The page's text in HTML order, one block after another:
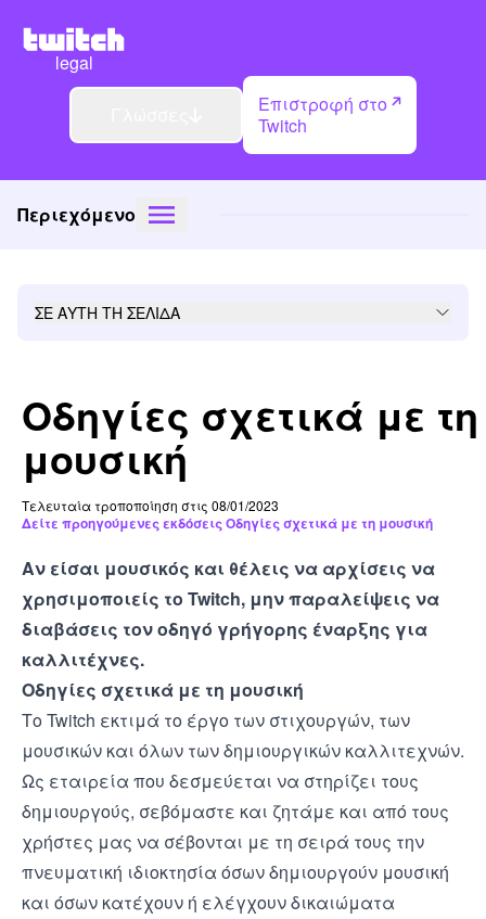
legal
Επιστροφή στο
Twitch
Περιεχόμενο
Οδηγίες σχετικά με τη
μουσική
ΣΕ ΑΥΤΗ ΤΗ ΣΕΛΙΔΑ
Τελευταία τροποποίηση στις 08/01/2023
Δείτε προηγούμενες εκδόσεις Οδηγίες σχετικά με τη μουσική
Αν είσαι μουσικός και θέλεις να αρχίσεις να
χρησιμοποιείς το Twitch, μην παραλείψεις να
διαβάσεις τον οδηγό γρήγορης έναρξης για
καλλιτέχνες.
Οδηγίες σχετικά με τη μουσική
Το Twitch εκτιμά το έργο των στιχουργών, των
μουσικών και όλων των δημιουργικών καλλιτεχνών.
Ως εταιρεία που δεσμεύεται να στηρίζει τους
δημιουργούς, σεβόμαστε και ζητάμε και από τους
χρήστες μας να σέβονται με τη σειρά τους την
πνευματική ιδιοκτησία όσων δημιουργούν μουσική
και όσων κατέχουν ή ελέγχουν δικαιώματα